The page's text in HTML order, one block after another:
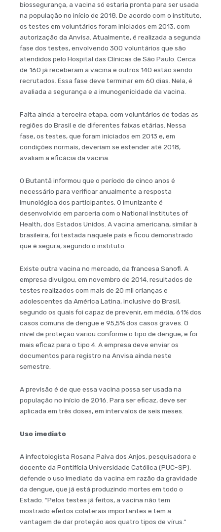
biossegurança, a vacina só estaria pronta para ser usada
na população no início de 2018. De acordo com o instituto,
os testes em voluntários foram iniciados em 2013, com
autorização da Anvisa. Atualmente, é realizada a segunda
fase dos testes, envolvendo 300 voluntários que são
atendidos pelo Hospital das Clínicas de São Paulo. Cerca
de 160 já receberam a vacina e outros 140 estão sendo
recrutados. Essa fase deve terminar em 60 dias. Nela, é
avaliada a segurança e a imunogenicidade da vacina.
Falta ainda a terceira etapa, com voluntários de todas as
regiões do Brasil e de diferentes faixas etárias. Nessa
fase, os testes, que foram iniciados em 2013 e, em
condições normais, deveriam se estender até 2018,
avaliam a eficácia da vacina.
O Butantã informou que o período de cinco anos é
necessário para verificar anualmente a resposta
imunológica dos participantes. O imunizante é
desenvolvido em parceria com o National Institutes of
Health, dos Estados Unidos. A vacina americana, similar à
brasileira, foi testada naquele país e ficou demonstrado
que é segura, segundo o instituto.
Existe outra vacina no mercado, da francesa Sanofi. A
empresa divulgou, em novembro de 2014, resultados de
testes realizados com mais de 20 mil crianças e
adolescentes da América Latina, inclusive do Brasil,
segundo os quais foi capaz de prevenir, em média, 61% dos
casos comuns de dengue e 95,5% dos casos graves. O
nível de proteção variou conforme o tipo de dengue, e foi
mais eficaz para o tipo 4. A empresa deve enviar os
documentos para registro na Anvisa ainda neste
semestre.
A previsão é de que essa vacina possa ser usada na
população no início de 2016. Para ser eficaz, deve ser
aplicada em três doses, em intervalos de seis meses.
Uso imediato
A infectologista Rosana Paiva dos Anjos, pesquisadora e
docente da Pontifícia Universidade Católica (PUC-SP),
defende o uso imediato da vacina em razão da gravidade
da dengue, que já está produzindo mortes em todo o
Estado. “Pelos testes já feitos, a vacina não tem
mostrado efeitos colaterais importantes e tem a
vantagem de dar proteção aos quatro tipos de vírus.”